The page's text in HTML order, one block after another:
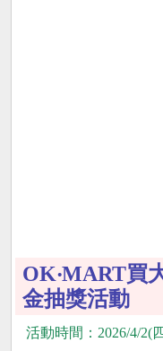
OK‧MART買
金抽獎活動
活動時間：2026/4/2(